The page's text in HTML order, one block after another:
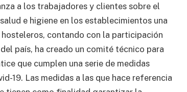
a los trabajadores y clientes sobre el
e higiene en los establecimientos una
contando con la participación
país, ha creado un comité técnico para
que cumplen una serie de medidas
19. Las medidas a las que hace referencia